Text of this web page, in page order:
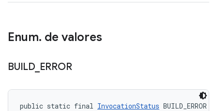
Enum. de valores
BUILD_ ERROR
public static final InvocationStatus BUILD_ERROR